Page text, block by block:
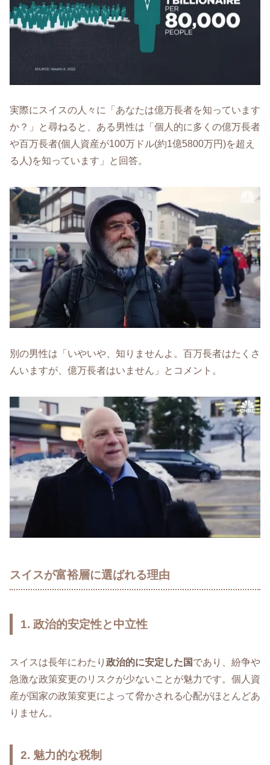
実際にスイスの人々に「あなたは億万長者を知っています
か？」と尋ねると、ある男性は「個人的に多くの億万長者
や百万長者(個人資産が100万ドル(約1億5800万円)を超え
る人)を知っています」と回答。
別の男性は「いやいや、知りませんよ。百万長者はたくさ
んいますが、億万長者はいません」とコメント。
スイスが富裕層に選ばれる理由
1. 政治的安定性と中立性
スイスは長年にわたり 政治的に安定した国であり、紛争や
急激な政策変更のリスクが少ないことが魅力です。個人資
産が国家の政策変更によって脅かされる心配がほとんどあ
りません。
2. 魅力的な税制